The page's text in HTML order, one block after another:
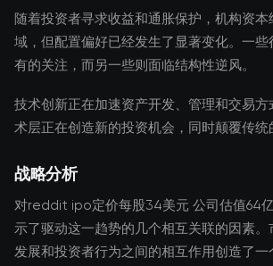
随着投资者寻求收益和通胀保护，机构资
域，但配置偏好已经发生了显著变化。一些
有的关注，而另一些则面临结构性逆风。
技术创新正在加速资产开发、管理和交易方
术层正在创造新的投资机会，同时颠覆传统
战略分析
对reddit ipo定价每股34美元 公司估值64
示了驱动这一趋势的几个相互关联的因素。
发展和投资者行为之间的相互作用创造了一